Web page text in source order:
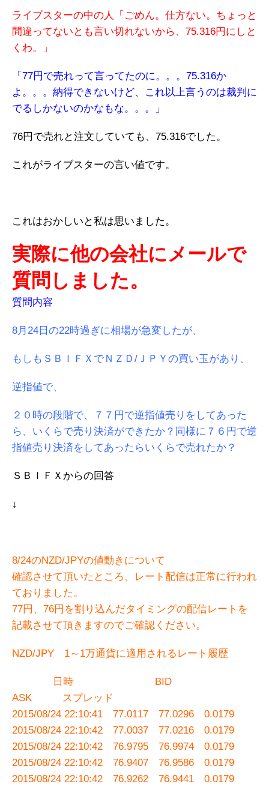
ライブスターの中の人「ごめん。仕方ない。ちょっと
間違ってないとも言い切れないから、75.316円にしと
くわ。」
「77円で売れって言ってたのに。。。75.316か
よ。。。納得できないけど、これ以上言うのは裁判に
でるしかないのかなもな。。。」
76円で売れと注文していても、75.316でした。
これがライブスターの言い値です。
これはおかしいと私は思いました。
実際に他の会社にメールで
質問しました。
質問内容
8月24日の22時過ぎに相場が急変したが、
もしもＳＢＩＦＸでＮＺＤ/ＪＰＹの買い玉があり、
逆指値で、
２０時の段階で、７７円で逆指値売りをしてあった
ら、いくらで売り決済ができたか？同様に７６円で逆
指値売り決済をしてあったらいくらで売れたか？
ＳＢＩＦＸからの回答
↓
8/24のNZD/JPYの値動きについて
確認させて頂いたところ、レート配信は正常に行われ
ておりました。
77円、76円を割り込んだタイミングの配信レートを
記載させて頂きますのでご確認ください。
NZD/JPY 1～1万通貨に適用されるレート履歴
日時 BID
ASK スプレッド
2015/08/24 22:10:41 77.0117 77.0296 0.0179
2015/08/24 22:10:42 77.0037 77.0216 0.0179
2015/08/24 22:10:42 76.9795 76.9974 0.0179
2015/08/24 22:10:42 76.9407 76.9586 0.0179
2015/08/24 22:10:42 76.9262 76.9441 0.0179